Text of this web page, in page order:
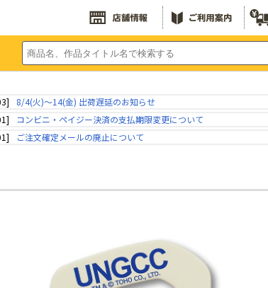
8/4(火)～14(金) 出荷遅延のお知らせ
コンビニ・ペイジー決済の支払期限変更について
ご注文確定メールの廃止について